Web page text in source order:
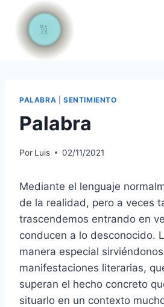
Saltar
contenido
PALABRA SENTIMIENTO
Palabra
Por Luis 02/11/2021
Mediante el lenguaje
de la realidad, pero a veces
trascendemos entrando en
conducen a lo desconocido.
manera especial
manifestaciones literarias,
superan el hecho concreto
situarlo en un contexto